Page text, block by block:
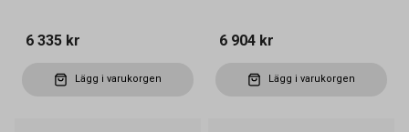
6 335 kr
Lägg i varukorgen
6 904 kr
Lägg i varukorgen